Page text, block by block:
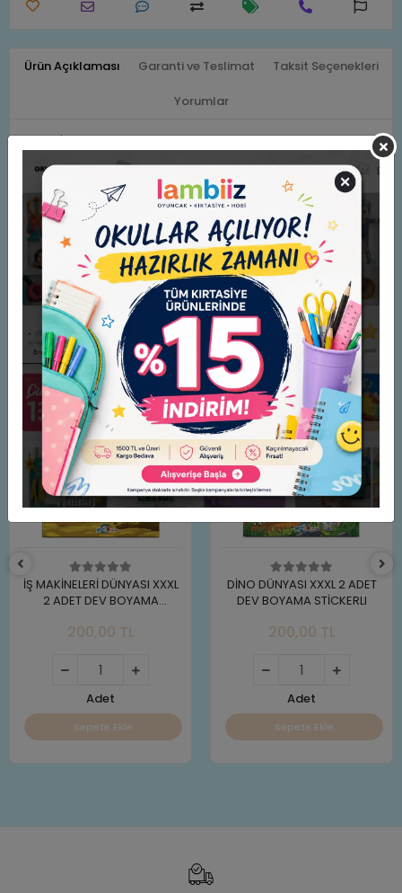
Ürün Açıklaması Garanti ve Teslimat Taksit Seçenekleri
Yorumlar
Paskalya hızla yaklaşıyor. Tavşanlar atölyelerinde çikolatalı yumurta süslemekle
Bu sezonluk bulmaca mücadelesi, çocukları en sevdikleri masallarda büyüleyici bir
Yaş: 5-12
(Where's the Bunny?: An Egg-cellent Search and Find Book)
YAZAR HAKKINDA
Chuck Whelon karikatürist, illüstratör ve oyun tasarımcısıdır. Kendisi, aşık ve aptal
Benzer Ürünler
İŞ MAKİNELERİ DÜNYASI XXXL
2 ADET DEV BOYAMA
200,00 TL
Adet
Sepete Ekle
DİNO DÜNYASI XXXL 2 ADET
DEV BOYAMA STİCKERLI
200,00 TL
Adet
Sepete Ekle